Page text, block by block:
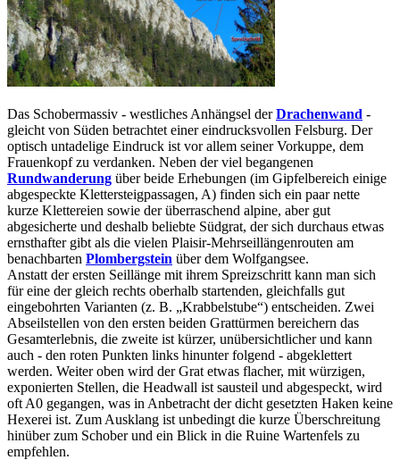
Das Schobermassiv - westliches Anhängsel derDrachenwand -
gleicht von Süden betrachtet einer eindrucksvollen Felsburg. Der
optisch untadelige Eindruck ist vor allem seiner Vorkuppe, dem
Frauenkopf zu verdanken. Neben der viel begangenen
Rundwanderung über beide Erhebungen (im Gipfelbereich einige
abgespeckte Klettersteigpassagen, A) finden sich ein paar nette
kurze Klettereien sowie der überraschend alpine, aber gut
abgesicherte und deshalb beliebte Südgrat, der sich durchaus etwas
ernsthafter gibt als die vielen Plaisir-Mehrseillängenrouten am
benachbarten Plombergstein über dem Wolfgangsee.
Anstatt der ersten Seillänge mit ihrem Spreizschritt kann man sich
für eine der gleich rechts oberhalb startenden, gleichfalls gut
eingebohrten Varianten (z. B. „Krabbelstube“) entscheiden. Zwei
Abseilstellen von den ersten beiden Grattürmen bereichern das
Gesamterlebnis, die zweite ist kürzer, unübersichtlicher und kann
auch - den roten Punkten links hinunter folgend - abgeklettert
werden. Weiter oben wird der Grat etwas flacher, mit würzigen,
exponierten Stellen, die Headwall ist sausteil und abgespeckt, wird
oft A0 gegangen, was in Anbetracht der dicht gesetzten Haken keine
Hexerei ist. Zum Ausklang ist unbedingt die kurze Überschreitung
hinüber zum Schober und ein Blick in die Ruine Wartenfels zu
empfehlen.